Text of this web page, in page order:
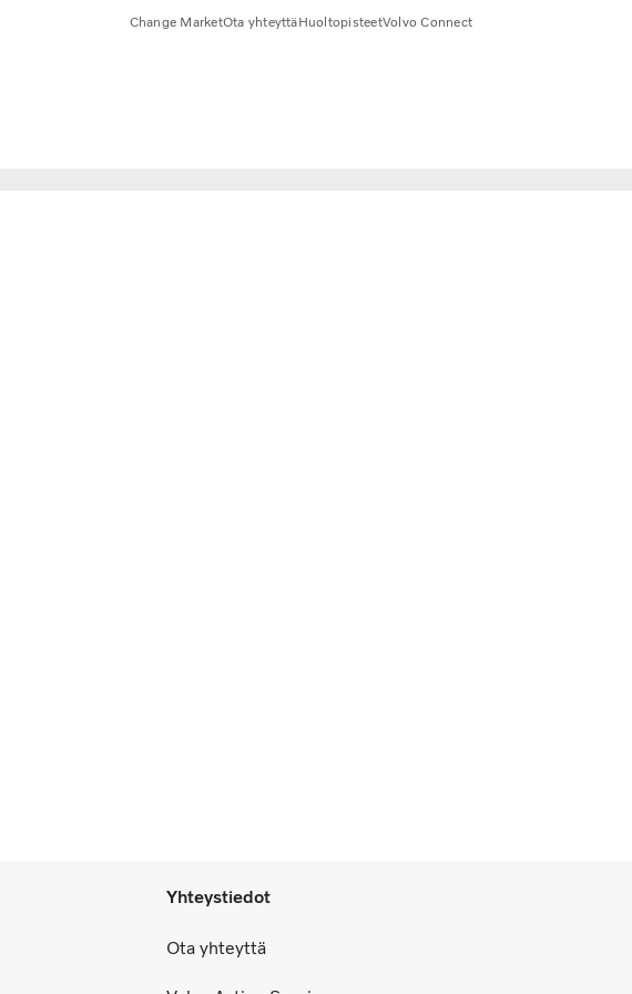
Change MarketOta yhteyttäHuoltopisteetVolvo Connect
Yhteystiedot
Ota yhteyttä